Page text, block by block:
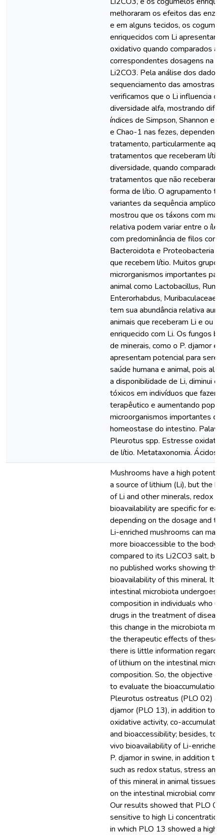
melhoraram os efeitos das
e em alguns tecidos, os
enriquecidos com Li
oxidativo quando comparados
correspondentes dosagens na
Li2CO3. Pela análise dos
sequenciamento das amostras
verificamos que o Li influencia
diversidade alfa, mostrando
índices de Simpson, Shannon e
e Chao-1 nas fezes,
tratamento, particularmente
tratamentos que receberam
diversidade, quando
tratamentos que não
forma de lítio. O agrupamento
variantes da sequência
mostrou que os táxons com
relativa podem variar entre o
com predominância de filos
Bacteroidota e Proteobacteria
que recebem lítio. Muitos
microrganismos importantes
animal como Lactobacillus,
Enterorhabdus, Muribaculaceae
tem sua abundância relativa
animais que receberam Li e ou
enriquecido com Li. Os fungos
de minerais, como o P. djamor
apresentam potencial para
saúde humana e animal, pois
a disponibilidade de Li, diminui
tóxicos em indivíduos que
terapêutico e aumentando
microorganismos importantes
homeostase do intestino.
Pleurotus spp. Estresse
de lítio. Metataxonomia. Ácidos
Mushrooms have a high
a source of lithium (Li), but the
of Li and other minerals, redox
bioavailability are specific for
depending on the dosage and
Li-enriched mushrooms can
more bioaccessible to the body
compared to its Li2CO3 salt,
no published works showing
bioavailability of this mineral. It
intestinal microbiota undergoes
composition in individuals who
drugs in the treatment of
this change in the microbiota
the therapeutic effects of these
there is little information
of lithium on the intestinal
composition. So, the objective
to evaluate the bioaccumulation
Pleurotus ostreatus (PLO 02)
djamor (PLO 13), in addition to
oxidative activity, co-
and bioaccessibility; besides, to
vivo bioavailability of Li-
P. djamor in swine, in addition
such as redox status, stress
of this mineral in animal tissues
on the intestinal microbial
Our results showed that PLO
sensitive to high Li
in which PLO 13 showed a